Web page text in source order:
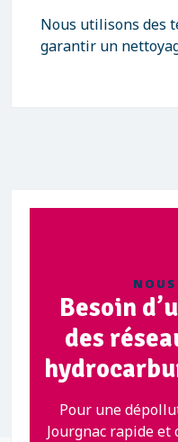
Nous utilisons des
garantir un
Besoin
des
Pour une
Jourgnac rapide et